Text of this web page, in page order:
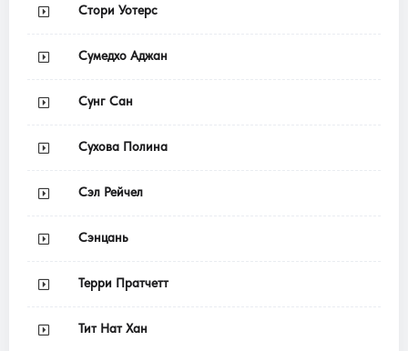
Стори Уотерс
Сумедхо Аджан
Сунг Сан
Сухова Полина
Сэл Рейчел
Сэнцань
Терри Пратчетт
Тит Нат Хан